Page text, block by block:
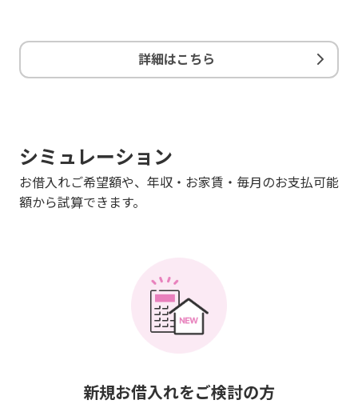
詳細はこちら
シミュレーション
お借入れご希望額や、年収・お家賃・毎月のお支払可能
額から試算できます。
新規お借入れをご検討の方